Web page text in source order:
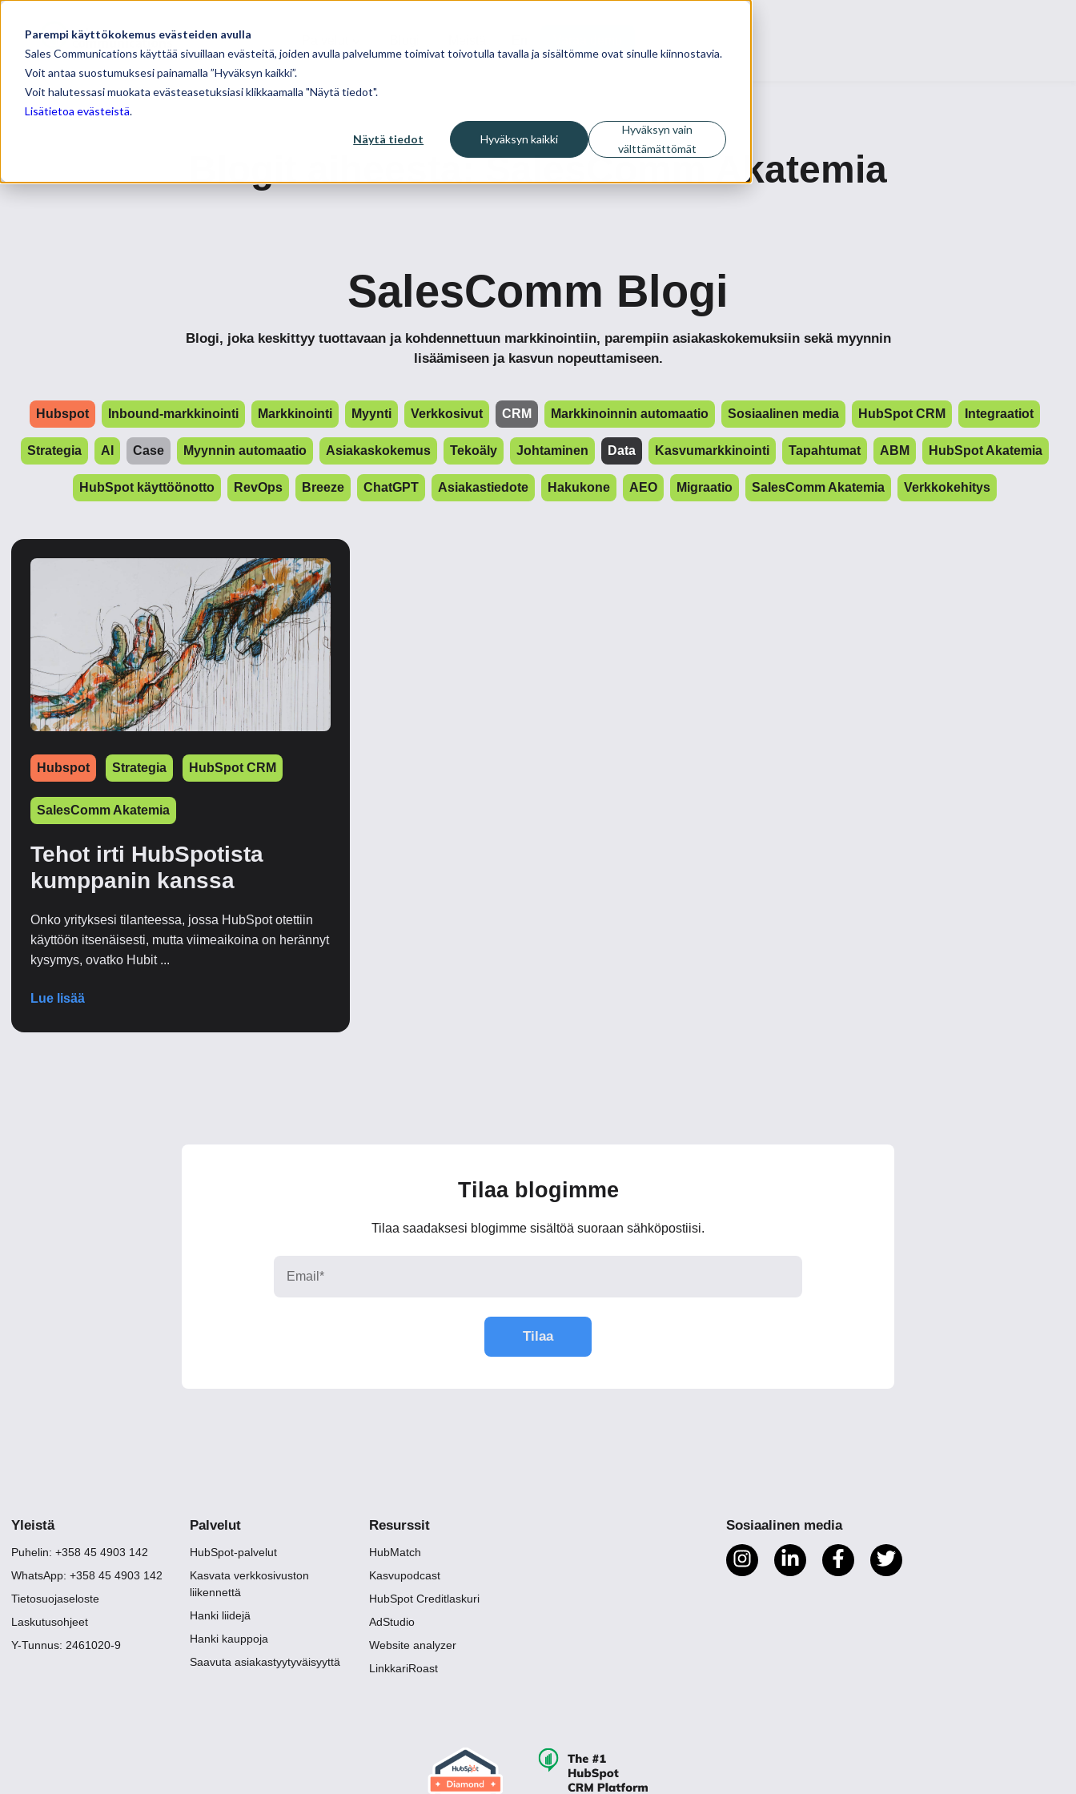
Parempi käyttökokemus evästeiden avulla
Sales Communications käyttää sivuillaan evästeitä, joiden avulla palvelumme toimivat toivotulla tavalla ja sisältömme ovat sinulle kiinnostavia.
Voit antaa suostumuksesi painamalla ”Hyväksyn kaikki”.
Voit halutessasi muokata evästeasetuksiasi klikkaamalla "Näytä tiedot".
Lisätietoa evästeistä.
Näytä tiedot Hyväksyn kaikki
Hyväksyn vain
välttämättömät
Blogit aiheesta: SalesComm Akatemia
SalesComm Blogi
Blogi, joka keskittyy tuottavaan ja kohdennettuun markkinointiin, parempiin asiakaskokemuksiin sekä myynnin
lisäämiseen ja kasvun nopeuttamiseen.
Hubspot Inbound-markkinointi Markkinointi Myynti Verkkosivut CRM Markkinoinnin automaatio Sosiaalinen media HubSpot CRM Integraatiot
Strategia AI Case Myynnin automaatio Asiakaskokemus Tekoäly Johtaminen Data Kasvumarkkinointi Tapahtumat ABM HubSpot Akatemia
HubSpot käyttöönotto RevOps Breeze ChatGPT Asiakastiedote Hakukone AEO Migraatio SalesComm Akatemia Verkkokehitys
Hubspot Strategia HubSpot CRM
SalesComm Akatemia
Tehot irti HubSpotista
kumppanin kanssa
Onko yrityksesi tilanteessa, jossa HubSpot otettiin
käyttöön itsenäisesti, mutta viimeaikoina on herännyt
kysymys, ovatko Hubit ...
Lue lisää
Tilaa blogimme
Tilaa saadaksesi blogimme sisältöä suoraan sähköpostiisi.
Yleistä
Puhelin: +358 45 4903 142
WhatsApp: +358 45 4903 142
Tietosuojaseloste
Laskutusohjeet
Y-Tunnus: 2461020-9
Palvelut
HubSpot-palvelut
Kasvata verkkosivuston
liikennettä
Hanki liidejä
Hanki kauppoja
Saavuta asiakastyytyväisyyttä
Resurssit
HubMatch
Kasvupodcast
HubSpot Creditlaskuri
AdStudio
Website analyzer
LinkkariRoast
Sosiaalinen media